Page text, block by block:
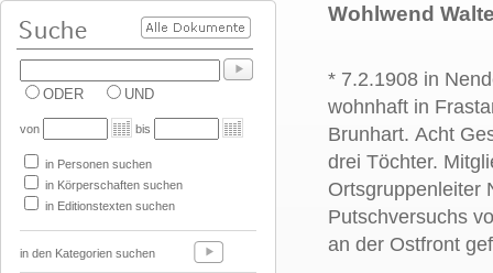
ODER UND
von bis
in Personen suchen
in Körperschaften suchen
in Editionstexten suchen
in den Kategorien suchen
Wohlwend
* 7.2.1908 in
wohnhaft in
Brunhart. Acht
drei Töchter.
Ortsgruppenleiter
Putschversuchs
an der Ostfront